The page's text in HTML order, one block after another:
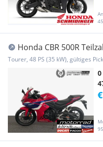
Honda CBR 500R
Führerschein .
Tourer, 48 PS (35 kW), gültiges
0